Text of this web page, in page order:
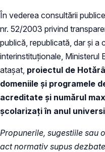
În vederea consultării
nr. 52/2003 privind
publică, republicată, dar și a
interinstituționale, Ministerul
atașat, proiectul de
domeniile şi programele
acreditate şi numărul
şcolarizaţi în anul
Propunerile, sugestiile sau
act normativ supus